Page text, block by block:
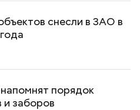
снесли в ЗАО в
порядок
и заборов